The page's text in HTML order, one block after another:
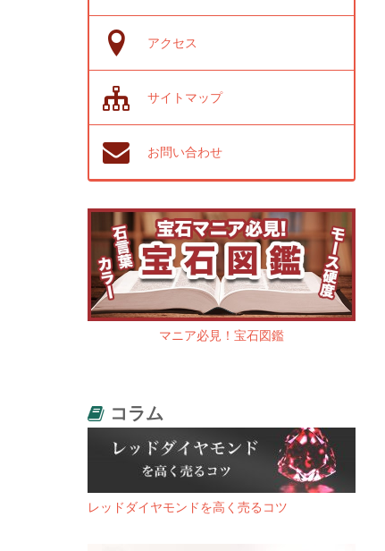
アクセス
サイトマップ
お問い合わせ
マニア必見！宝石図鑑
コラム
レッドダイヤモンドを高く売るコツ